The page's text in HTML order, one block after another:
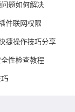
题如何解决
件联网权限
捷操作技巧分享
性检查教程